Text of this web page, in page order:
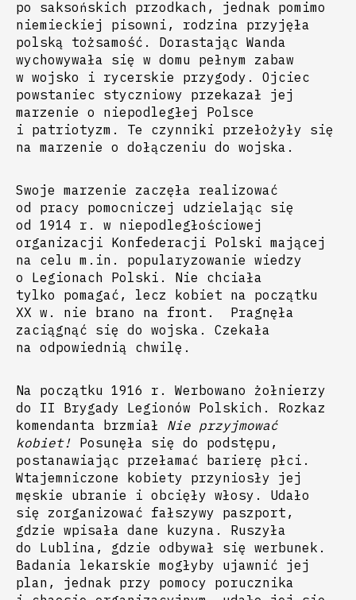
po saksońskich przodkach, jednak pomimo
niemieckiej pisowni, rodzina przyjęła
polską tożsamość. Dorastając Wanda
wychowywała się w domu pełnym zabaw
w wojsko i rycerskie przygody. Ojciec
powstaniec styczniowy przekazał jej
marzenie o niepodległej Polsce
i patriotyzm. Te czynniki przełożyły się
na marzenie o dołączeniu do wojska.
Swoje marzenie zaczęła realizować
od pracy pomocniczej udzielając się
od 1914 r. w niepodległościowej
organizacji Konfederacji Polski mającej
na celu m.in. popularyzowanie wiedzy
o Legionach Polski. Nie chciała
tylko pomagać, lecz kobiet na początku
XX w. nie brano na front. Pragnęła
zaciągnąć się do wojska. Czekała
na odpowiednią chwilę.
Na początku 1916 r. Werbowano żołnierzy
do II Brygady Legionów Polskich. Rozkaz
komendanta brzmiał Nie przyjmować
kobiet! Posunęła się do podstępu,
postanawiając przełamać barierę płci.
Wtajemniczone kobiety przyniosły jej
męskie ubranie i obcięły włosy. Udało
się zorganizować fałszywy paszport,
gdzie wpisała dane kuzyna. Ruszyła
do Lublina, gdzie odbywał się werbunek.
Badania lekarskie mogłyby ujawnić jej
plan, jednak przy pomocy porucznika